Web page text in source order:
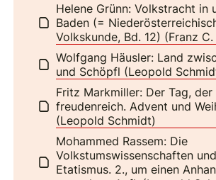
Helene Grünn: Volkstracht in
Baden (=
Volkskunde, Bd. 12) (Franz
Wolfgang Häusler: Land
und Schöpfl (Leopold
Fritz Markmiller: Der Tag, der
freudenreich. Advent und
(Leopold Schmidt)
Mohammed Rassem: Die
Volkstumswissenschaften
Etatismus. 2., um einen